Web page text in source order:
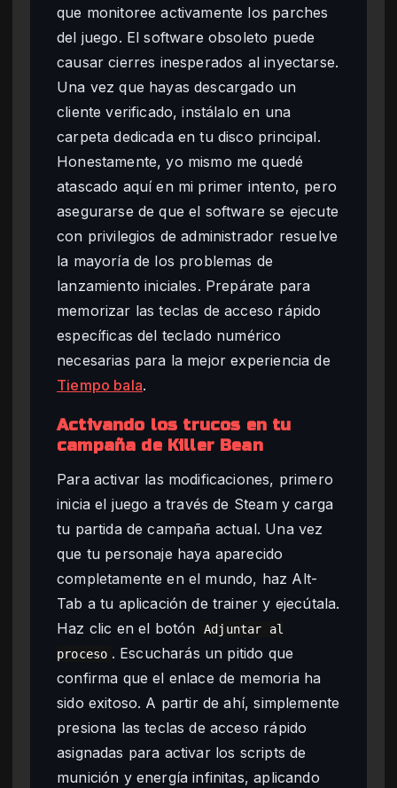
que monitoree activamente los parches
del juego. El software obsoleto puede
causar cierres inesperados al inyectarse.
Una vez que hayas descargado un
cliente verificado, instálalo en una
carpeta dedicada en tu disco principal.
Honestamente, yo mismo me quedé
atascado aquí en mi primer intento, pero
asegurarse de que el software se ejecute
con privilegios de administrador resuelve
la mayoría de los problemas de
lanzamiento iniciales. Prepárate para
memorizar las teclas de acceso rápido
específicas del teclado numérico
necesarias para la mejor experiencia de
Tiempo bala.
Activando los trucos en tu
campaña de Killer Bean
Para activar las modificaciones, primero
inicia el juego a través de Steam y carga
tu partida de campaña actual. Una vez
que tu personaje haya aparecido
completamente en el mundo, haz Alt-
Tab a tu aplicación de trainer y ejecútala.
Haz clic en el botón
Adjuntar al
proceso . Escucharás un pitido que
confirma que el enlace de memoria ha
sido exitoso. A partir de ahí, simplemente
presiona las teclas de acceso rápido
asignadas para activar los scripts de
munición y energía infinitas, aplicando